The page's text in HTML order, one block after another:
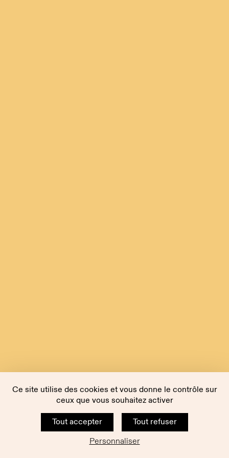
Ce site utilise des cookies et vous donne le contrôle sur
ceux que vous souhaitez activer
Tout accepter
Tout refuser
Personnaliser